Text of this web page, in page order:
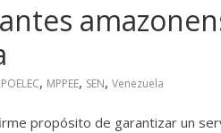
, MPPEE, SEN, Venezuela
propósito de garantizar un